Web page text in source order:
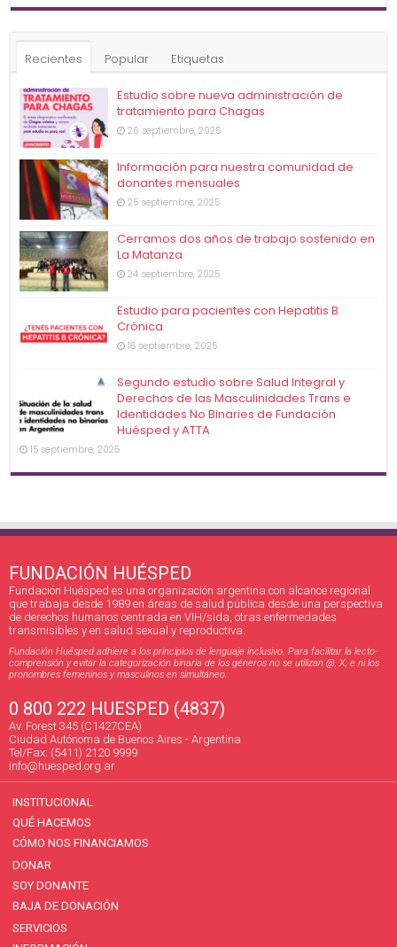
Recientes Popular Etiquetas
Estudio sobre nueva administración de
tratamiento para Chagas
26 septiembre, 2025
Información para nuestra comunidad de
donantes mensuales
25 septiembre, 2025
Cerramos dos años de trabajo sostenido en
La Matanza
24 septiembre, 2025
Estudio para pacientes con Hepatitis B
Crónica
18 septiembre, 2025
Segundo estudio sobre Salud Integral y
Derechos de las Masculinidades Trans e
Identidades No Binaries de Fundación
Huésped y ATTA
15 septiembre, 2025
FUNDACIÓN HUÉSPED
Fundación Huésped es una organización argentina con alcance regional
que trabaja desde 1989 en áreas de salud pública desde una perspectiva
de derechos humanos centrada en VIH/sida, otras enfermedades
transmisibles y en salud sexual y reproductiva.
Fundación Huésped adhiere a los principios de lenguaje inclusivo. Para facilitar la lecto-
comprensión y evitar la categorización binaria de los géneros no se utilizan @, X, e ni los
pronombres femeninos y masculinos en simultáneo.
0 800 222 HUESPED (4837)
Av. Forest 345 (C1427CEA)
Ciudad Autónoma de Buenos Aires - Argentina
Tel/Fax: (5411) 2120 9999
info@huesped.org.ar
INSTITUCIONAL
QUÉ HACEMOS
CÓMO NOS FINANCIAMOS
DONAR
SOY DONANTE
BAJA DE DONACIÓN
SERVICIOS